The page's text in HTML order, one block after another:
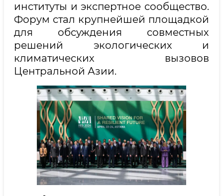
институты и экспертное сообщество.
Форум стал крупнейшей площадкой
для обсуждения совместных
решений экологических и
климатических вызовов
Центральной Азии.